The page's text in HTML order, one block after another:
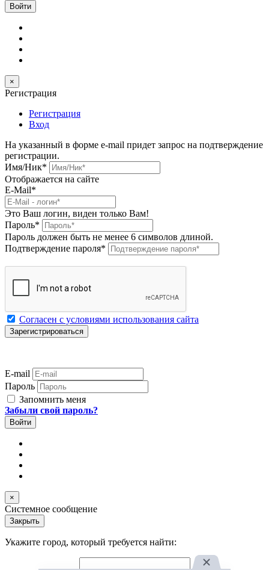
×
Регистрация
Регистрация
Вход
На указанный в форме e-mail придет запрос на подтверждение
регистрации.
Имя/Ник*
Отображается на сайте
E-Mail*
Это Ваш логин, виден только Вам!
Пароль*
Пароль должен быть не менее 6 символов длиной.
Подтверждение пароля*
Согласен с условиями использования сайта
E-mail
Пароль
Запомнить меня
Забыли свой пароль?
×
Системное сообщение
Закрыть
Укажите город, который требуется найти: